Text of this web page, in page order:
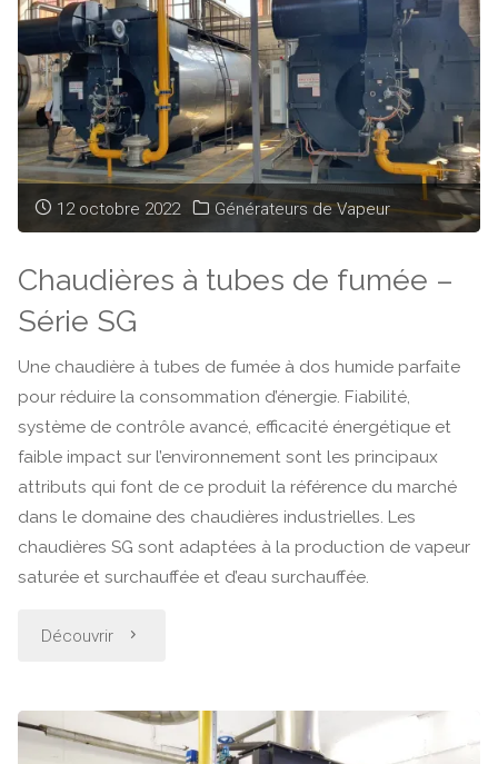
12 octobre 2022 Générateurs de Vapeur
Chaudières à tubes de fumée –
Série SG
Une chaudière à tubes de fumée à dos humide parfaite
pour réduire la consommation d’énergie. Fiabilité,
système de contrôle avancé, efficacité énergétique et
faible impact sur l’environnement sont les principaux
attributs qui font de ce produit la référence du marché
dans le domaine des chaudières industrielles. Les
chaudières SG sont adaptées à la production de vapeur
saturée et surchauffée et d’eau surchauffée.
Découvrir "Chaudières
tubes